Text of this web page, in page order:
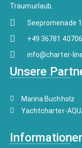
Traumurlaub.
Seepromenade
+49 36781 40706
info@charter-
Unsere
Marina Buchholz
Yachtcharter-